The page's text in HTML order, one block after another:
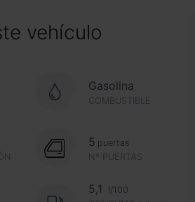
vehículo
Gasolina
COMBUSTIBLE
Nº PUERTAS
5 puertas
5,1
l/100